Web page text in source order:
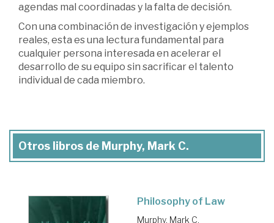
agendas mal coordinadas y la falta de decisión.
Con una combinación de investigación y ejemplos
reales, esta es una lectura fundamental para
cualquier persona interesada en acelerar el
desarrollo de su equipo sin sacrificar el talento
individual de cada miembro.
Otros libros de Murphy, Mark C.
Philosophy of Law
Murphy, Mark C.